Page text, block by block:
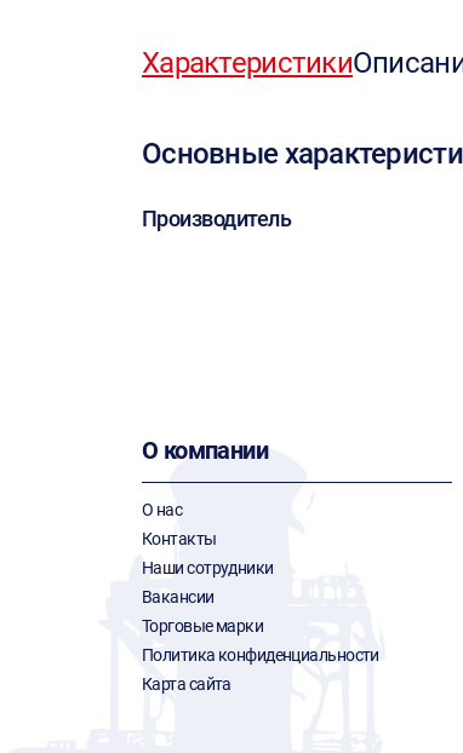
Характеристики
Основные
Производитель
О компании
О нас
Контакты
Наши сотрудники
Вакансии
Торговые марки
Политика конфиденциальности
Карта сайта